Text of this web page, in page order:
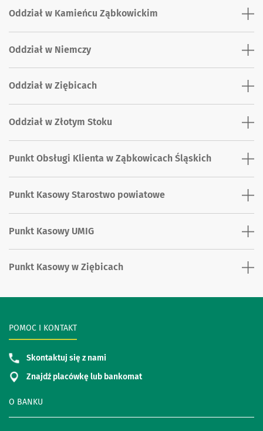
Oddział w Kamieńcu Ząbkowickim
Oddział w Niemczy
Oddział w Ziębicach
Oddział w Złotym Stoku
Punkt Obsługi Klienta w Ząbkowicach Śląskich
Punkt Kasowy Starostwo powiatowe
Punkt Kasowy UMIG
Punkt Kasowy w Ziębicach
O BANKU
POMOC I KONTAKT
Skontaktuj się z nami
Znajdź placówkę lub bankomat